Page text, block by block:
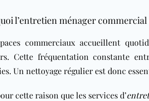
l’entretien ménager
commerciaux accueillent
Cette fréquentation constante
Un nettoyage régulier est donc
cette raison que les services d’